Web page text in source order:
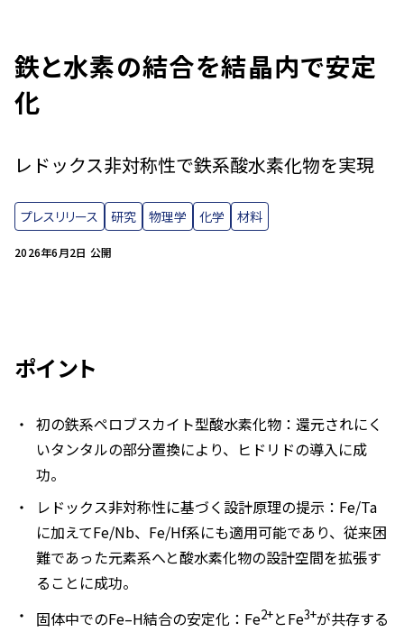
鉄と水素の結合を結晶内で安定
化
2026年6月2日 公開
レドックス非対称性で鉄系酸水素化物を実現
プレスリリース 研究 物理学 化学 材料
ポイント
初の鉄系ペロブスカイト型酸水素化物：還元されにく
いタンタルの部分置換により、ヒドリドの導入に成
功。
レドックス非対称性に基づく設計原理の提示：Fe/Ta
に加えてFe/Nb、Fe/Hf系にも適用可能であり、従来困
難であった元素系へと酸水素化物の設計空間を拡張す
ることに成功。
固体中でのFe–H結合の安定化：Fe2+とFe3+が共存する